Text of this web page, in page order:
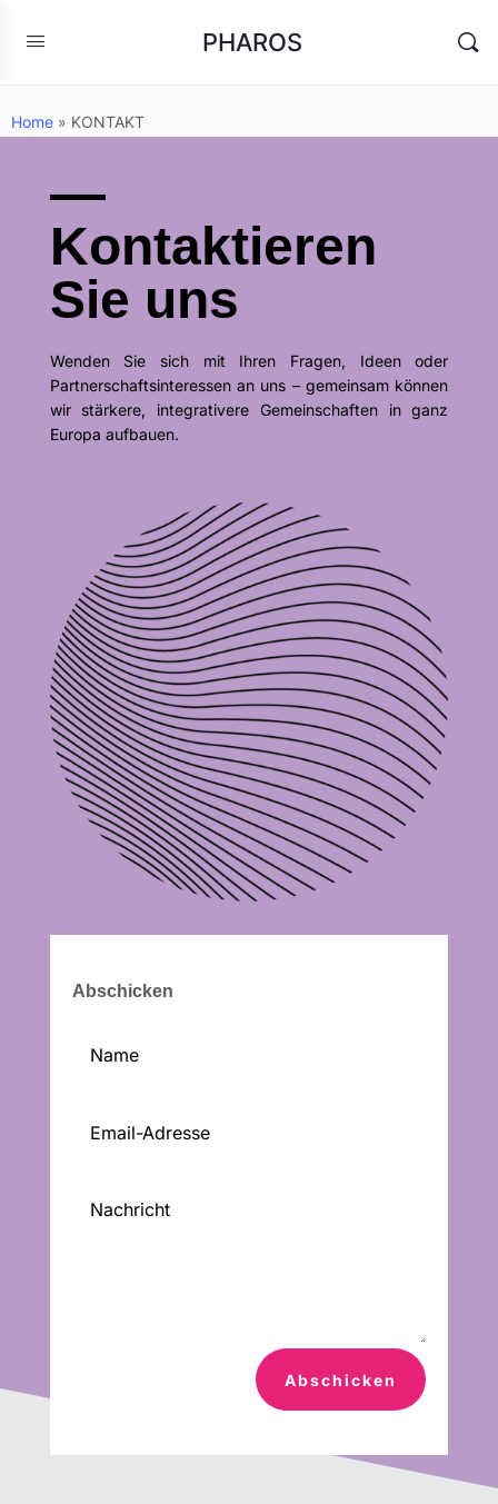
PHAROS
Home » KONTAKT
Kontaktieren
Sie uns
Wenden Sie sich mit Ihren Fragen, Ideen oder
Partnerschaftsinteressen an uns – gemeinsam können
wir stärkere, integrativere Gemeinschaften in ganz
Europa aufbauen.
Abschicken
Abschicken